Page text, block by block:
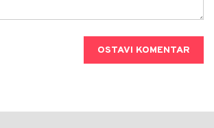
OSTAVI KOMENTAR